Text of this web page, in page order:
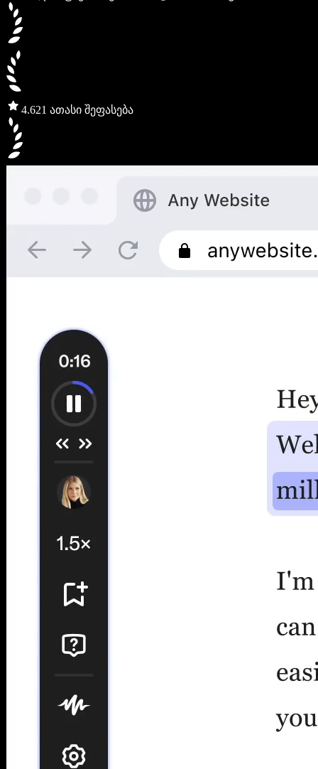
4.621 ათასი შეფასება